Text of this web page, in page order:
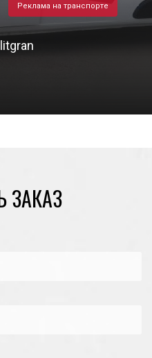
Реклама на транспорте
ЗАКАЗ